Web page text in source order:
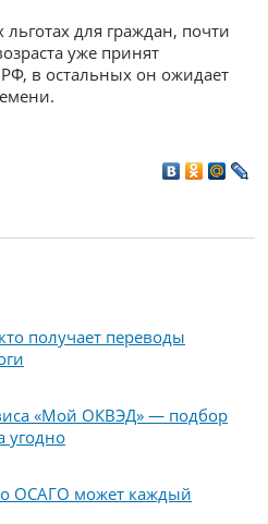
для граждан, почти
уже принят
в остальных он ожидает
получает переводы
«Мой ОКВЭД» — подбор
угодно
ОСАГО может каждый